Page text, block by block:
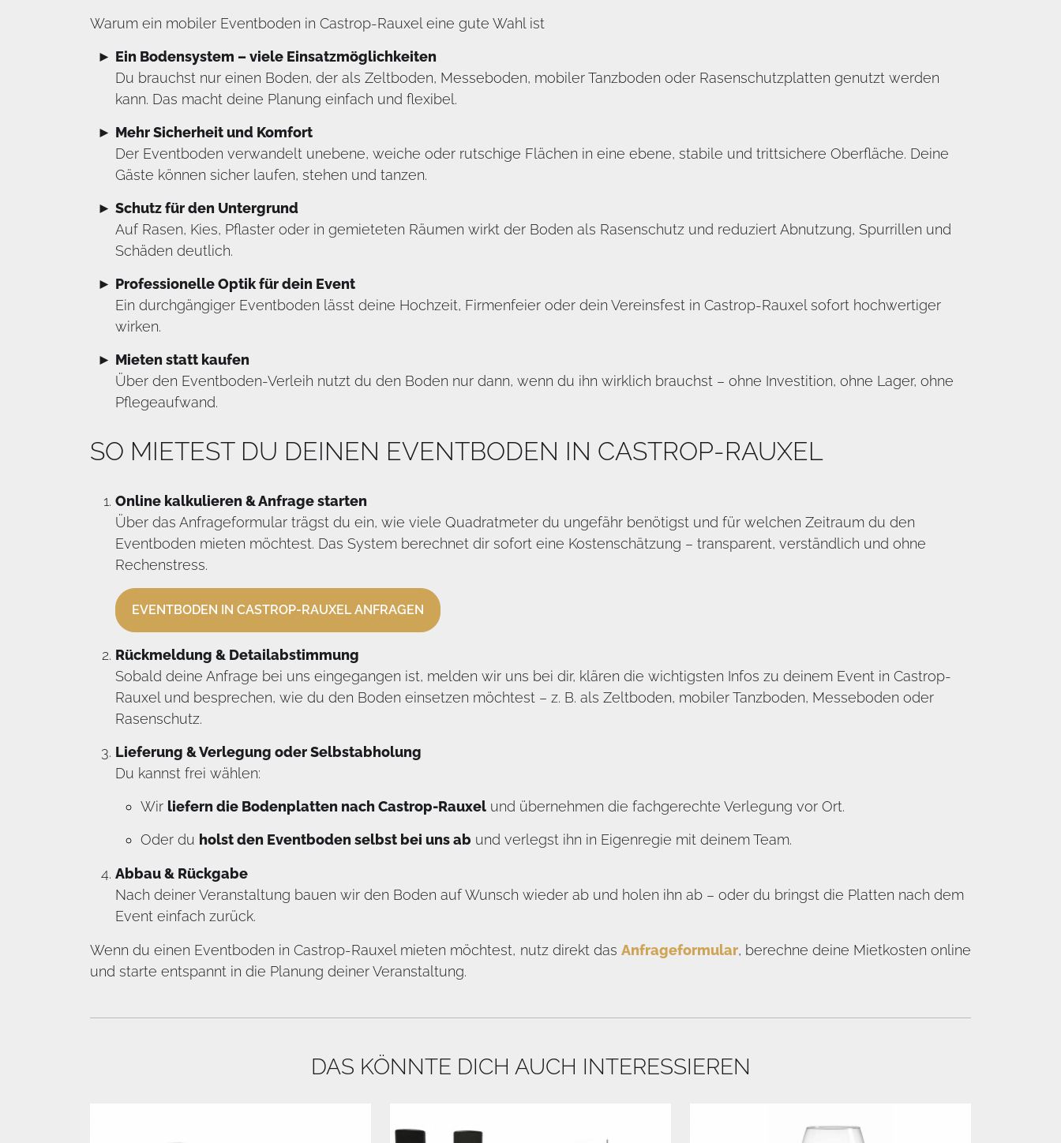
Warum ein mobiler Eventboden in Castrop-Rauxel eine gute Wahl ist
Ein Bodensystem – viele Einsatzmöglichkeiten
Du brauchst nur einen Boden, der als Zeltboden, Messeboden, mobiler Tanzboden oder Rasenschutzplatten genutzt werden
kann. Das macht deine Planung einfach und flexibel.
Mehr Sicherheit und Komfort
Der Eventboden verwandelt unebene, weiche oder rutschige Flächen in eine ebene, stabile und trittsichere Oberfläche. Deine
Gäste können sicher laufen, stehen und tanzen.
Schutz für den Untergrund
Auf Rasen, Kies, Pflaster oder in gemieteten Räumen wirkt der Boden als Rasenschutz und reduziert Abnutzung, Spurrillen und
Schäden deutlich.
Professionelle Optik für dein Event
Ein durchgängiger Eventboden lässt deine Hochzeit, Firmenfeier oder dein Vereinsfest in Castrop-Rauxel sofort hochwertiger
wirken.
Mieten statt kaufen
Über den Eventboden-Verleih nutzt du den Boden nur dann, wenn du ihn wirklich brauchst – ohne Investition, ohne Lager, ohne
Pflegeaufwand.
SO MIETEST DU DEINEN EVENTBODEN IN CASTROP-RAUXEL
Online kalkulieren & Anfrage starten
Über das Anfrageformular trägst du ein, wie viele Quadratmeter du ungefähr benötigst und für welchen Zeitraum du den
Eventboden mieten möchtest. Das System berechnet dir sofort eine Kostenschätzung – transparent, verständlich und ohne
Rechenstress.
EVENTBODEN IN CASTROP-RAUXEL ANFRAGEN
Rückmeldung & Detailabstimmung
Sobald deine Anfrage bei uns eingegangen ist, melden wir uns bei dir, klären die wichtigsten Infos zu deinem Event in Castrop-
Rauxel und besprechen, wie du den Boden einsetzen möchtest – z. B. als Zeltboden, mobiler Tanzboden, Messeboden oder
Rasenschutz.
Lieferung & Verlegung oder Selbstabholung
Du kannst frei wählen:
Wir liefern die Bodenplatten nach Castrop-Rauxel und übernehmen die fachgerechte Verlegung vor Ort.
Oder du holst den Eventboden selbst bei uns ab und verlegst ihn in Eigenregie mit deinem Team.
Abbau & Rückgabe
Nach deiner Veranstaltung bauen wir den Boden auf Wunsch wieder ab und holen ihn ab – oder du bringst die Platten nach dem
Event einfach zurück.
Wenn du einen Eventboden in Castrop-Rauxel mieten möchtest, nutz direkt das Anfrageformular, berechne deine Mietkosten online
und starte entspannt in die Planung deiner Veranstaltung.
DAS KÖNNTE DICH AUCH INTERESSIEREN